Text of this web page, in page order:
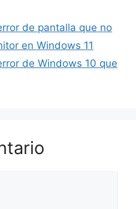
de pantalla que no
en Windows 11
de Windows 10 que